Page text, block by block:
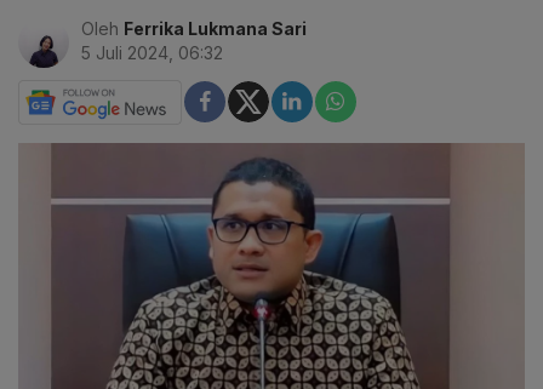
Oleh Ferrika Lukmana Sari
5 Juli 2024, 06:32